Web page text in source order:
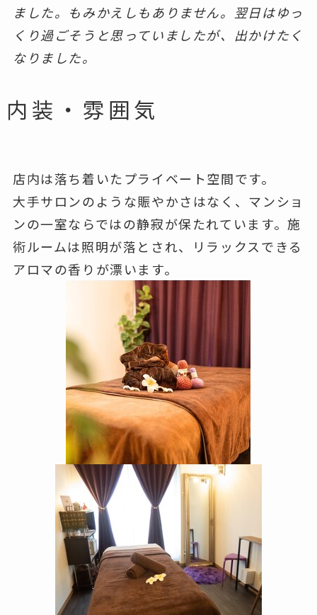
ました。もみかえしもありません。翌日はゆっ
くり過ごそうと思っていましたが、出かけたく
なりました。
内装・雰囲気
店内は落ち着いたプライベート空間です。
大手サロンのような賑やかさはなく、マンショ
ンの一室ならではの静寂が保たれています。施
術ルームは照明が落とされ、リラックスできる
アロマの香りが漂います。